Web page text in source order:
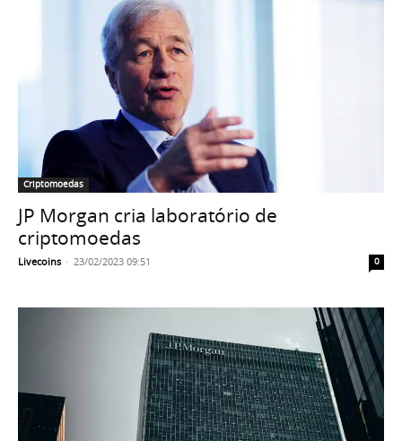
Criptomoedas
JP Morgan cria laboratório de
criptomoedas
Livecoins - 23/02/2023 09:51 0